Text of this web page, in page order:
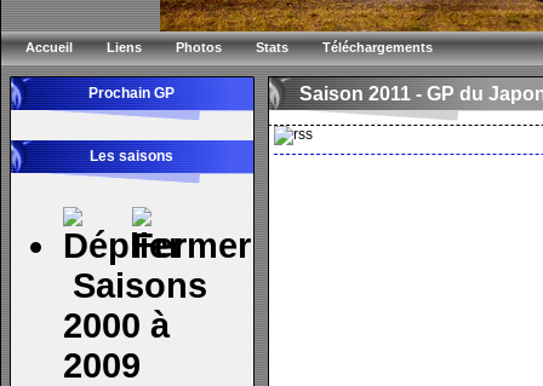
Accueil Liens Photos Stats Téléchargements
Prochain GP
Les saisons
Saisons
2000 à
2009
Saison 2011 - GP du